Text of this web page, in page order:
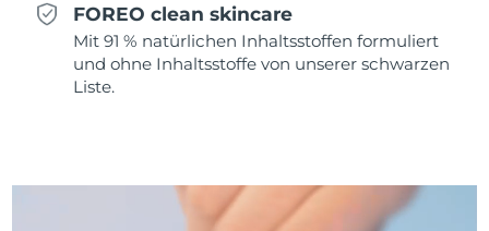
FOREO clean skincare
Mit 91 % natürlichen Inhaltsstoffen formuliert
und ohne Inhaltsstoffe von unserer schwarzen
Liste.
Südkorea Erwartete Lieferung 8/13/26
Spanien
Schweiz Erwartete Lieferung8/11/26